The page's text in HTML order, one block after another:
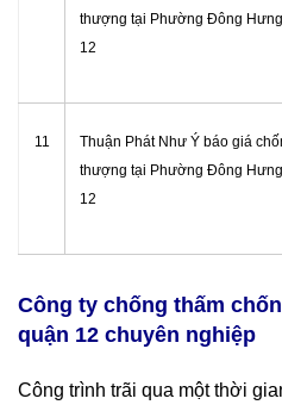
thượng tại Phường Đông
12
11
Thuận Phát Như Ý báo giá
thượng tại Phường Đông
12
Công ty chống thấm
quận 12 chuyên nghiệp
Công trình trãi qua một thời